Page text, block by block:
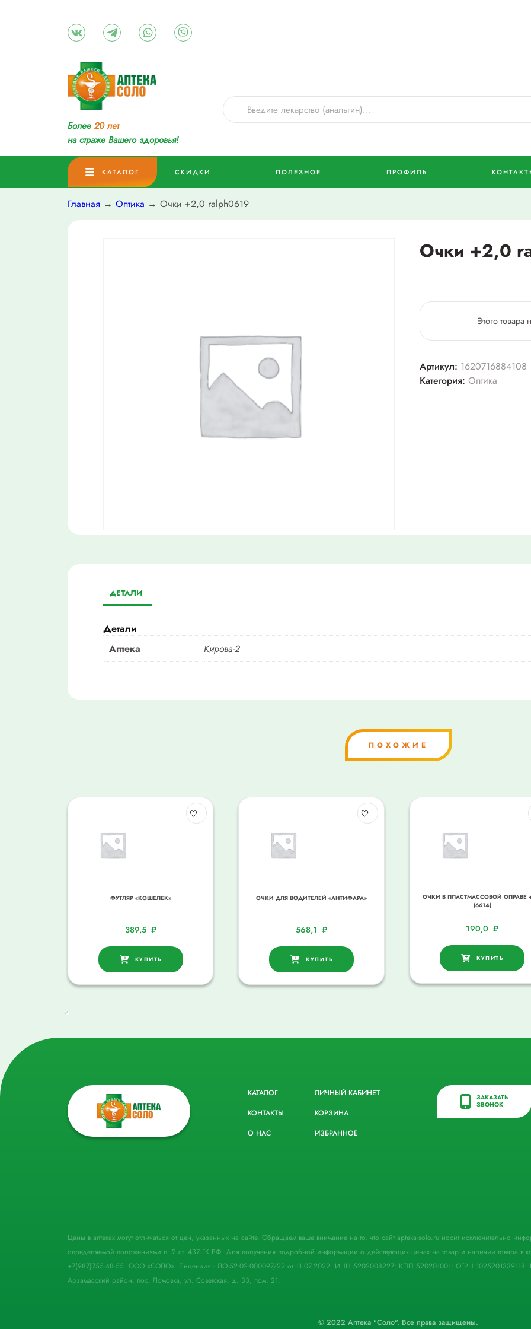
Более 20 лет
на страже Вашего здоровья!
КАТАЛОГ СКИДКИ ПОЛЕЗНОЕ ПРОФИЛЬ
Главная → Оптика → Очки +2,0 ralph0619
Очки +2,0
Этого товара
Артикул: 1620716884108
Категория: Оптика
ДЕТАЛИ
Детали
Аптека
Кирова-2
ПОХОЖИЕ
ФУТЛЯР «КОШЕЛЕК»
389,5 ₽
КУПИТЬ
ОЧКИ ДЛЯ ВОДИТЕЛЕЙ «АНТИФАРА»
568,1 ₽
КУПИТЬ
ОЧКИ В ПЛАСТМАССОВОЙ ОПРАВЕ
(6614)
190,0₽
КУПИТЬ
КАТАЛОГ
КОНТАКТЫ
О НАС
ЛИЧНЫЙ КАБИНЕТ
КОРЗИНА
ИЗБРАННОЕ
ЗАКАЗАТЬ
ЗВОНОК
Цены в аптеках могут отличаться от цен, указанных на сайте. Обращаем ваше внимание на то, что сайт apteka-solo.ru носит исключительно
определяемой положениями п. 2 ст. 437 ГК РФ. Для получения подробной информации о действующих ценах на товар и наличии товара в
+7(987)755-48-55. ООО «СОЛО». Лицензия - ЛО-52-02-000097/22 от 11.07.2022. ИНН 5202008227; КПП 520201001; ОГРН 1025201339118.
Арзамасский район, пос. Ломовка, ул. Советская, д. 33, пом. 21.
© 2022 Аптека "Соло". Все права защищены.